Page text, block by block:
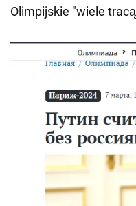
Olimpijskie "wiele